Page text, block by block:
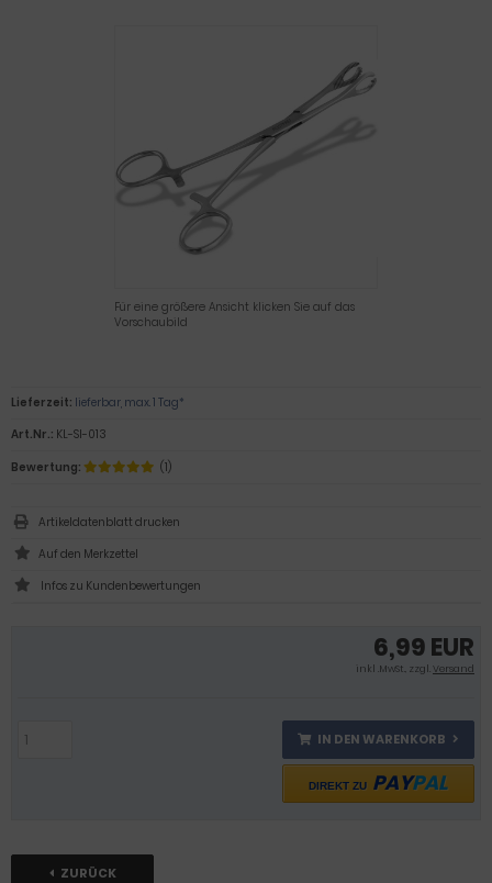
Für eine größere Ansicht klicken Sie auf das
Vorschaubild
6,99 EUR
inkl .MwSt., zzgl.Versand
IN DEN WARENKORB
DIREKT ZU PAYPAL
ZURÜCK
Lieferzeit: lieferbar, max. 1 Tag*
Art.Nr.: KL-SI-013
Bewertung:
(1)
Artikeldatenblatt drucken
Infos zu Kundenbewertungen